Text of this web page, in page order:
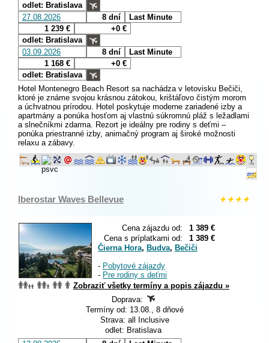
odlet: Bratislava
27.08.2026
8 dní
Last Minute
1 239 €
+0 €
odlet: Bratislava
03.09.2026
8 dní
Last Minute
1 168 €
+0 €
odlet: Bratislava
Hotel Montenegro Beach Resort sa nachádza v letovisku Bečiči,
ktoré je známe svojou krásnou zátokou, krištáľovo čistým morom
a úchvatnou prírodou. Hotel poskytuje moderne zariadené izby a
apartmány a ponúka hosťom aj vlastnú súkromnú pláž s ležadlami
a slnečníkmi zdarma. Rezort je ideálny pre rodiny s deťmi –
ponúka priestranné izby, animačný program aj široké možnosti
relaxu a zábavy.
Iberostar Waves Bellevue
Cena zájazdu od:
1 389 €
Cena s príplatkami od:
1 389 €
Čierna Hora, Budva, Bečiči
- Pobytové zájazdy
- Pre rodiny s deťmi
Zobraziť všetky termíny a popis zájazdu »
Doprava:
Termíny od: 13.08., 8 dňové
Strava: all Inclusive
odlet: Bratislava